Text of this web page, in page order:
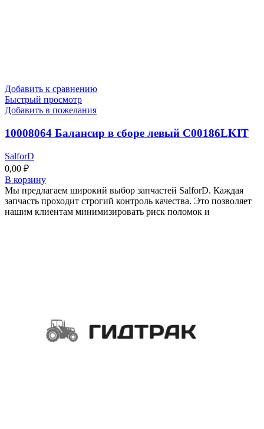
Добавить к сравнению
Быстрый просмотр
Добавить в пожелания
10008064 Балансир в сборе левый C00186LKIT
SalforD
0,00 ₽
В корзину
Мы предлагаем широкий выбор запчастей SalforD. Каждая
запчасть проходит строгий контроль качества. Это позволяет
нашим клиентам минимизировать риск поломок и